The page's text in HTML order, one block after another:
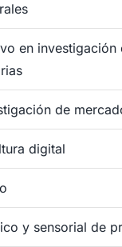
en investigación
de
digital
y sensorial de